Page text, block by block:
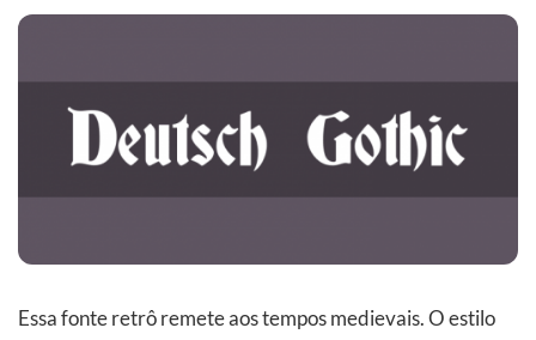
Essa fonte retrô remete aos tempos medievais. O estilo